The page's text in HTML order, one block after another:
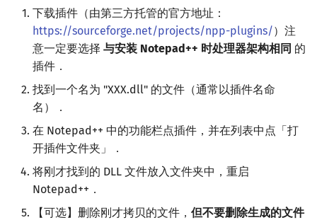
下载插件（由第三方托管的官方地址：
https://sourceforge.net/projects/npp-plugins/）注
意一定要选择 与安装 Notepad++ 时处理器架构相同 的
插件．
找到一个名为 "XXX.dll" 的文件（通常以插件名命
名）．
在 Notepad++ 中的功能栏点插件，并在列表中点「打
开插件文件夹」．
将刚才找到的 DLL 文件放入文件夹中，重启
Notepad++．
【可选】删除刚才拷贝的文件， 但不要删除生成的文件